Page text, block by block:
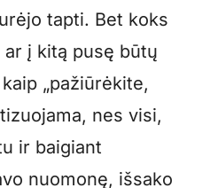
tapti. Bet koks
į kitą pusę būtų
„pažiūrėkite,
nes visi,
ir baigiant
nuomonę, išsako